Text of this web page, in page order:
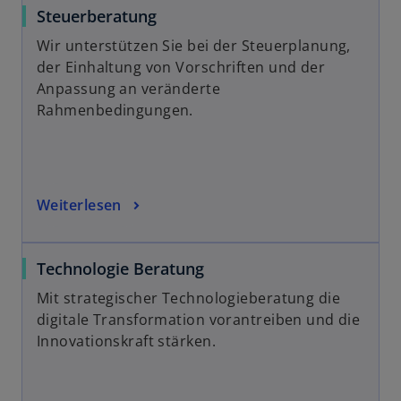
Steuerberatung
Wir unterstützen Sie bei der Steuerplanung,
der Einhaltung von Vorschriften und der
Anpassung an veränderte
Rahmenbedingungen.
Weiterlesen
Technologie Beratung
Mit strategischer Technologieberatung die
digitale Transformation vorantreiben und die
Innovationskraft stärken.